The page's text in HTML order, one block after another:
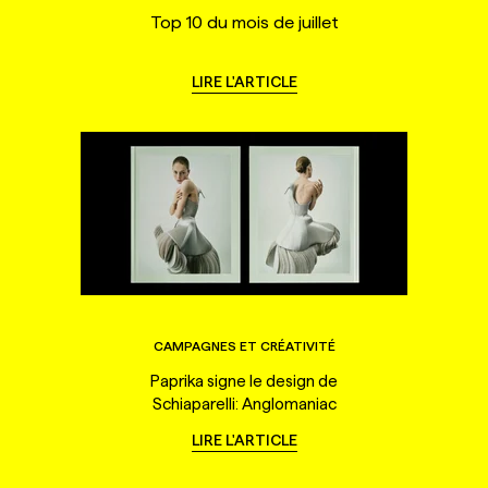
Top 10 du mois de juillet
LIRE L'ARTICLE
CAMPAGNES ET CRÉATIVITÉ
Paprika signe le design de
Schiaparelli: Anglomaniac
LIRE L'ARTICLE